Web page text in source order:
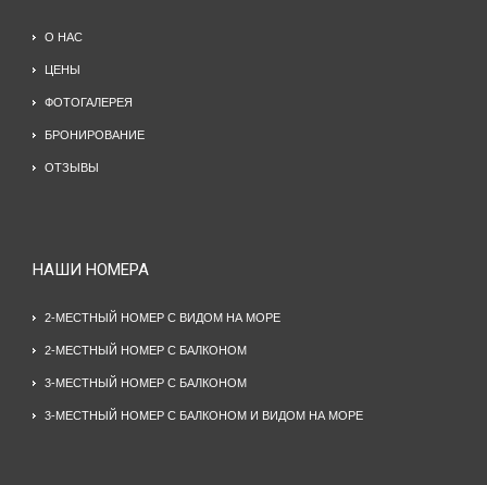
О НАС
ЦЕНЫ
ФОТОГАЛЕРЕЯ
БРОНИРОВАНИЕ
ОТЗЫВЫ
НАШИ НОМЕРА
2-МЕСТНЫЙ НОМЕР С ВИДОМ НА МОРЕ
2-МЕСТНЫЙ НОМЕР С БАЛКОНОМ
3-МЕСТНЫЙ НОМЕР С БАЛКОНОМ
3-МЕСТНЫЙ НОМЕР С БАЛКОНОМ И ВИДОМ НА МОРЕ